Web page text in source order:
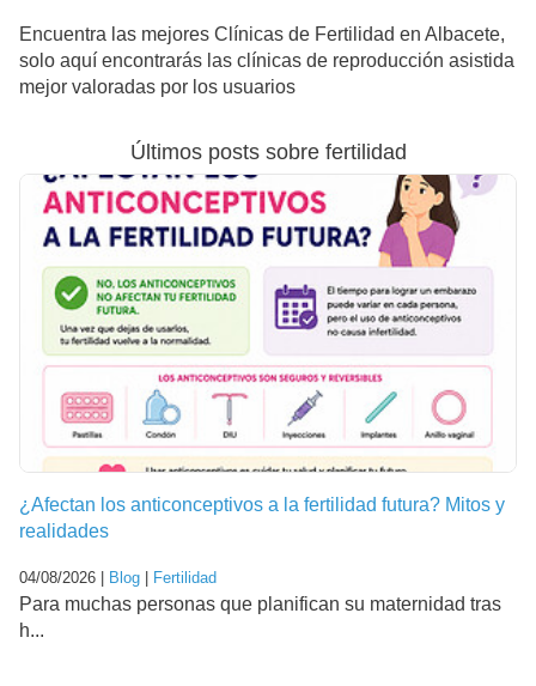
Encuentra las mejores Clínicas de Fertilidad en Albacete,
solo aquí encontrarás las clínicas de reproducción asistida
mejor valoradas por los usuarios
Últimos posts sobre fertilidad
¿Afectan los anticonceptivos a la fertilidad futura? Mitos y
realidades
04/08/2026 | Blog Fertilidad
Para muchas personas que planifican su maternidad tras
h...